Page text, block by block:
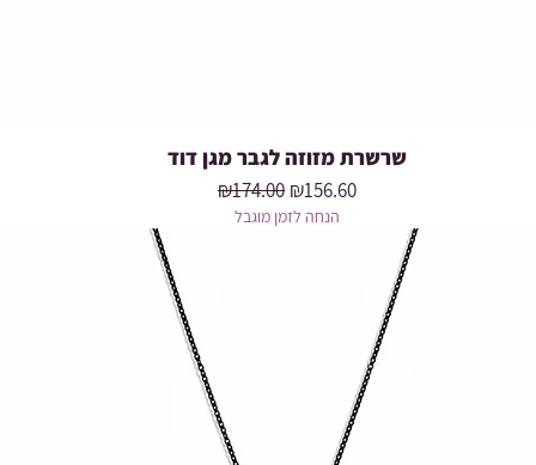
Quick View
שרשרת מזוזה לגבר מגן דוד
Regular Price
₪174.00 Sale Price
₪156.60
הנחה לזמן מוגבל